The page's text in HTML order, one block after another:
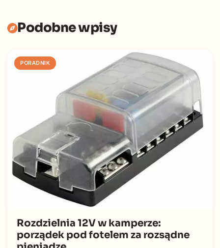
Podobne wpisy
PORADNIK
Rozdzielnia 12V w kamperze:
porządek pod fotelem za rozsądne